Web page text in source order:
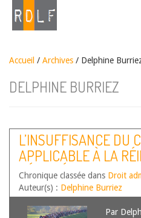
Accueil / Archives / Delphine
DELPHINE BURRIEZ
L’INSUFFISANCE DU
APPLICABLE À LA
RÉFUGIÉS EN DROIT
Chronique classée dans Droit
Auteur(s) : Delphine Burriez
Par